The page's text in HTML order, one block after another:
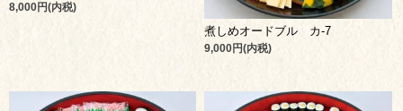
8,000円(内税)
煮しめオードブル カ-7
9,000円(内税)